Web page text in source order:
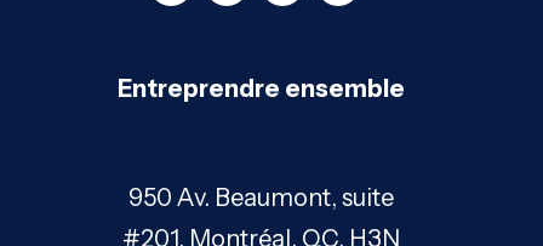
Entreprendre ensemble
950 Av. Beaumont, suite
#201, Montréal, QC, H3N